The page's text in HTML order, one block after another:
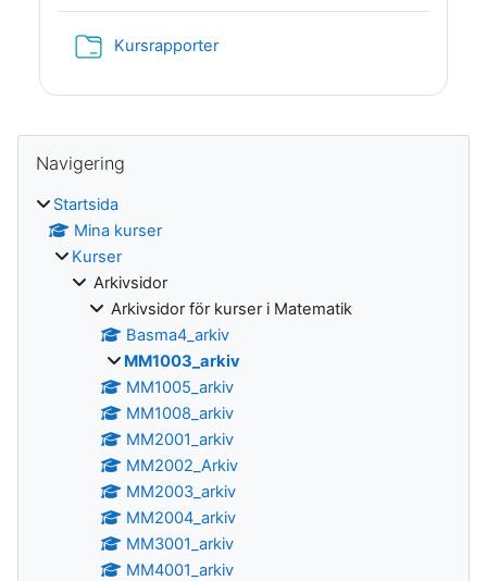
KursrapporterMapp
Block
Navigering
Startsida
Mina kurser
Kurser
Arkivsidor
Arkivsidor för kurser i Matematik
Basma4_arkiv
MM1003_arkiv
MM1005_arkiv
MM1008_arkiv
MM2001_arkiv
MM2002_Arkiv
MM2003_arkiv
MM2004_arkiv
MM3001_arkiv
MM4001_arkiv